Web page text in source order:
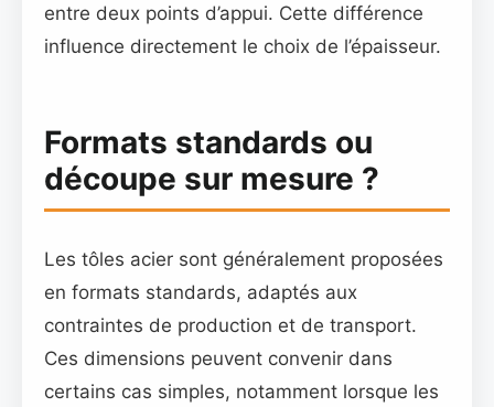
entre deux points d’appui. Cette différence
influence directement le choix de l’épaisseur.
Formats standards ou
découpe sur mesure ?
Les tôles acier sont généralement proposées
en formats standards, adaptés aux
contraintes de production et de transport.
Ces dimensions peuvent convenir dans
certains cas simples, notamment lorsque les